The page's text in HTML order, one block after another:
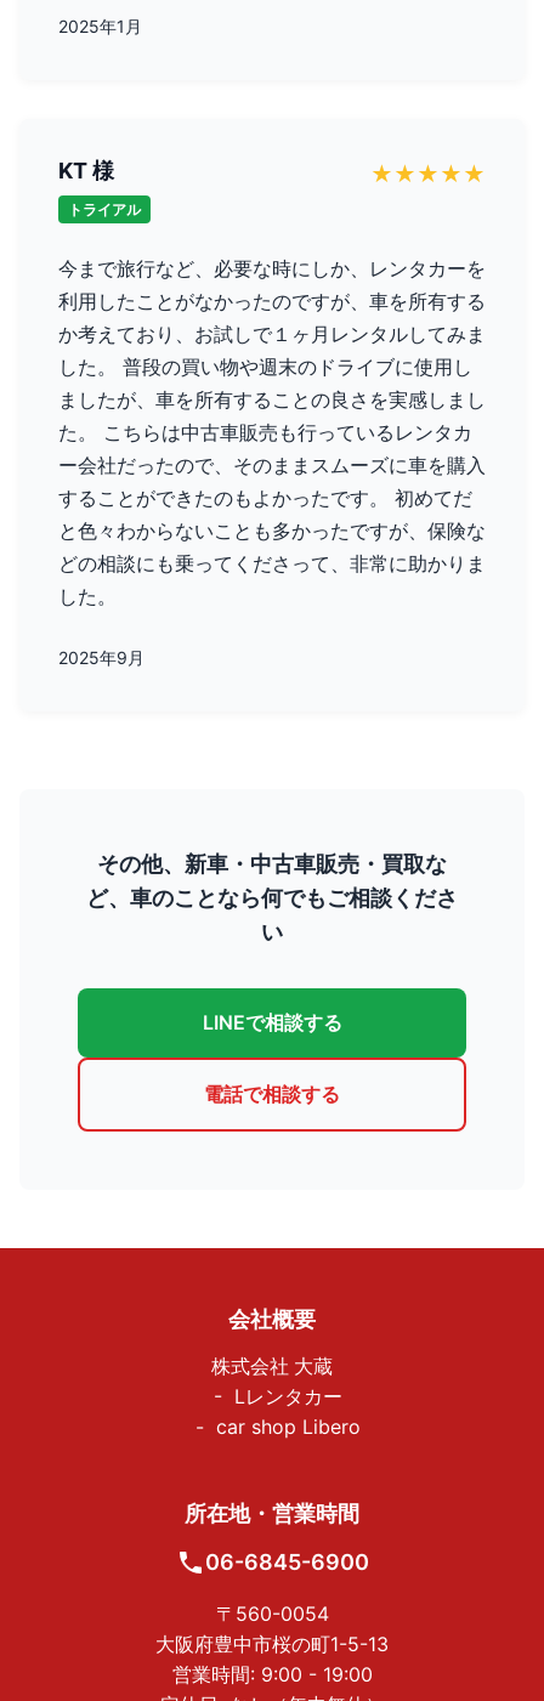
2025年1月
KT 様
トライアル
★★★★★
今まで旅行など、必要な時にしか、レンタカーを
利用したことがなかったのですが、車を所有する
か考えており、お試しで１ヶ月レンタルしてみま
した。 普段の買い物や週末のドライブに使用し
ましたが、車を所有することの良さを実感しまし
た。 こちらは中古車販売も行っているレンタカ
ー会社だったので、そのままスムーズに車を購入
することができたのもよかったです。 初めてだ
と色々わからないことも多かったですが、保険な
どの相談にも乗ってくださって、非常に助かりま
した。
2025年9月
その他、新車・中古車販売・買取な
ど、車のことなら何でもご相談くださ
い
LINEで相談する
電話で相談する
会社概要
株式会社 大蔵
- Lレンタカー
- car shop Libero
所在地・営業時間
06-6845-6900
〒560-0054
大阪府豊中市桜の町1-5-13
営業時間: 9:00 - 19:00